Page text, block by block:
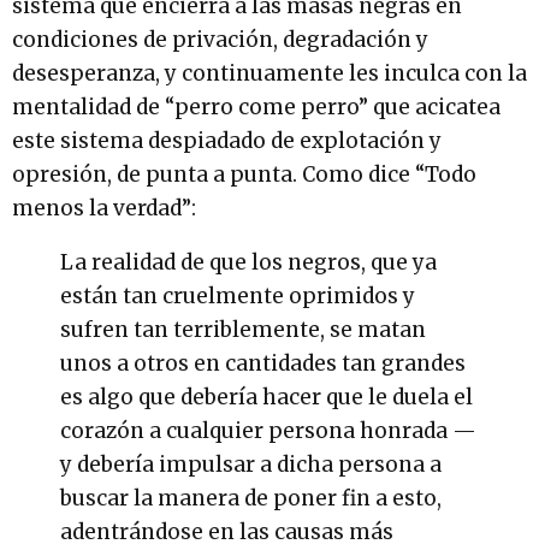
sistema que encierra a las masas negras en
condiciones de privación, degradación y
desesperanza, y continuamente les inculca con la
mentalidad de “perro come perro” que acicatea
este sistema despiadado de explotación y
opresión, de punta a punta. Como dice “Todo
menos la verdad”:
La realidad de que los negros, que ya
están tan cruelmente oprimidos y
sufren tan terriblemente, se matan
unos a otros en cantidades tan grandes
es algo que debería hacer que le duela el
corazón a cualquier persona honrada —
y debería impulsar a dicha persona a
buscar la manera de poner fin a esto,
adentrándose en las causas más